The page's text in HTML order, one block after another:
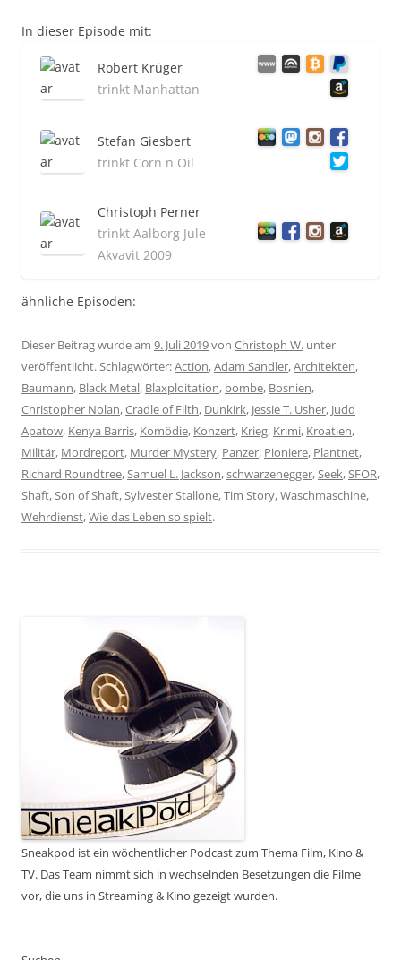
In dieser Episode mit:
Robert Krüger
trinkt Manhattan
Stefan Giesbert
trinkt Corn n Oil
Christoph Perner
trinkt Aalborg Jule
Akvavit 2009
ähnliche Episoden:
Dieser Beitrag wurde am 9. Juli 2019von Christoph W. unter
veröffentlicht. Schlagwörter:Action,Adam Sandler,Architekten,
Baumann, Black Metal, Blaxploitation, bombe, Bosnien,
Christopher Nolan,Cradle of Filth, Dunkirk, Jessie T. Usher, Judd
Apatow, Kenya Barris, Komödie, Konzert, Krieg, Krimi, Kroatien,
Militär, Mordreport, Murder Mystery, Panzer, Pioniere, Plantnet,
Richard Roundtree,Samuel L. Jackson,schwarzenegger,Seek,SFOR,
Shaft,Son of Shaft,Sylvester Stallone,Tim Story,Waschmaschine,
Wehrdienst,Wie das Leben so spielt.
Sneakpod ist ein wöchentlicher Podcast zum Thema Film, Kino &
TV. Das Team nimmt sich in wechselnden Besetzungen die Filme
vor, die uns in Streaming & Kino gezeigt wurden.